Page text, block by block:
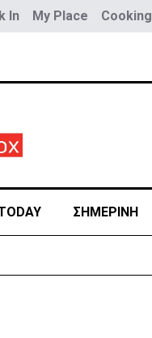
In My Place Cooking
ΣΗΜΕΡΙΝΗ